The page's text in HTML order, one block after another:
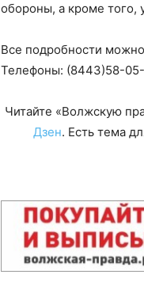
обороны, а кроме того,
Все подробности
Телефоны: (8443)58-
Читайте «Волжскую
Дзен. Есть тема